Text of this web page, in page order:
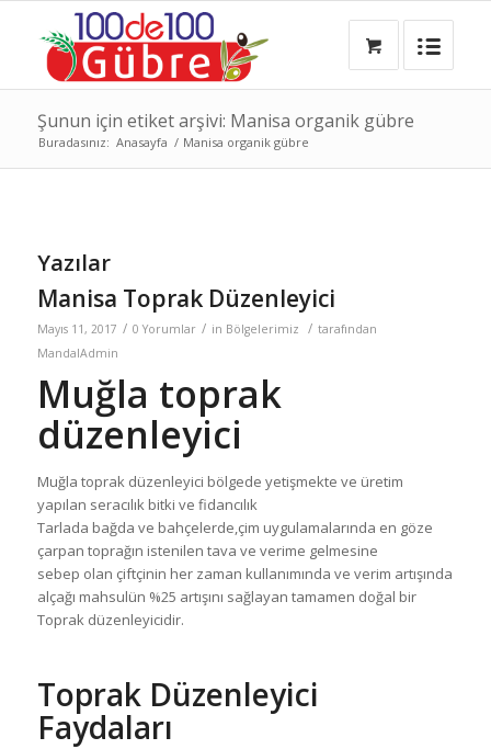
Şunun için etiket arşivi: Manisa organik gübre
Buradasınız: Anasayfa / Manisa organik gübre
Yazılar
Manisa Toprak Düzenleyici
Mayıs 11, 2017 / 0 Yorumlar / in Bölgelerimiz / tarafından
MandalAdmin
Muğla toprak
düzenleyici
Muğla toprak düzenleyici bölgede yetişmekte ve üretim
yapılan seracılık bitki ve fidancılık
Tarlada bağda ve bahçelerde,çim uygulamalarında en göze
çarpan toprağın istenilen tava ve verime gelmesine
sebep olan çiftçinin her zaman kullanımında ve verim artışında
alçağı mahsulün %25 artışını sağlayan tamamen doğal bir
Toprak düzenleyicidir.
Toprak Düzenleyici
Faydaları